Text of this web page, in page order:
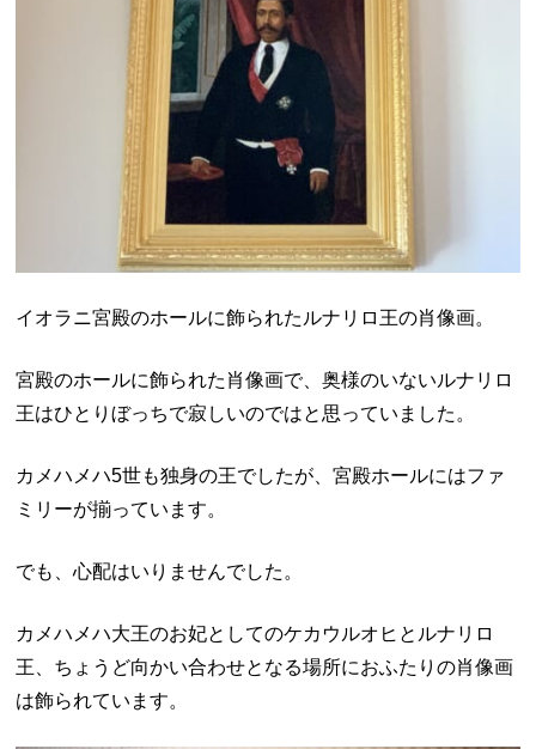
イオラニ宮殿のホールに飾られたルナリロ王の肖像画。
宮殿のホールに飾られた肖像画で、奥様のいないルナリロ
王はひとりぼっちで寂しいのではと思っていました。
カメハメハ5世も独身の王でしたが、宮殿ホールにはファ
ミリーが揃っています。
でも、心配はいりませんでした。
カメハメハ大王のお妃としてのケカウルオヒとルナリロ
王、ちょうど向かい合わせとなる場所におふたりの肖像画
は飾られています。